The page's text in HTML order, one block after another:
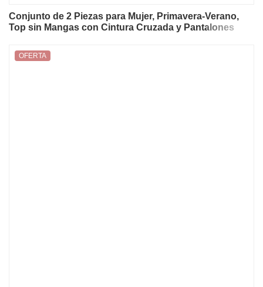
Conjunto de 2 Piezas para Mujer, Primavera-Verano,
Top sin Mangas con Cintura Cruzada y Pantalones
Playa
OFERTA